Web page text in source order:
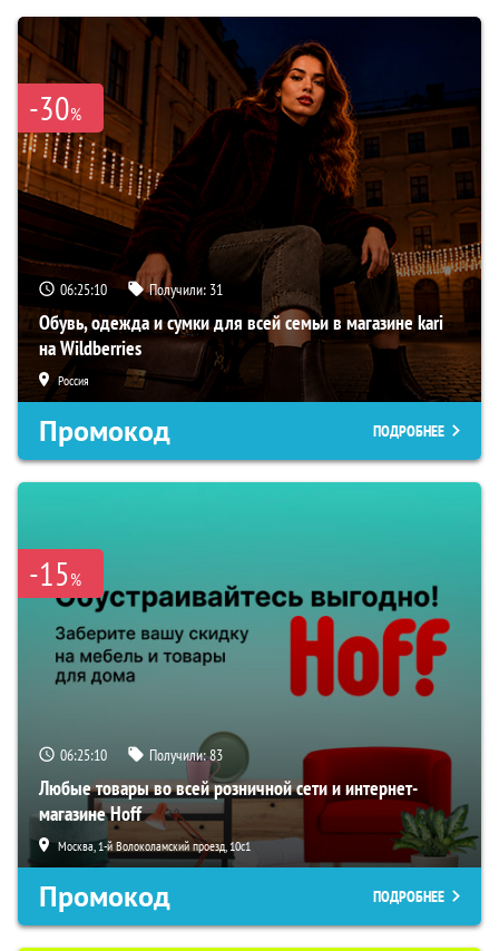
-30%
06:25:09 Получили: 31
Обувь, одежда и сумки для всей семьи в магазине kari
на Wildberries
Россия
Промокод ПОДРОБНЕЕ
-15%
06:25:09 Получили:83
Любые товары во всей розничной сети и интернет-
магазине Hoff
Москва, 1-й Волоколамский проезд, 10с1
Промокод ПОДРОБНЕЕ